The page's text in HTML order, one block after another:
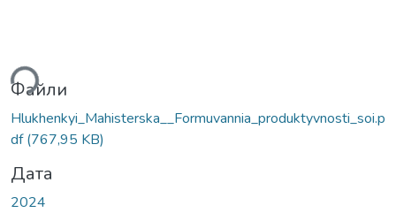
Вантажиться...
Файли
Hlukhenkyi_Mahisterska__Formuvannia_produktyvnosti_soi.p
df(767,95 KB)
Дата
2024